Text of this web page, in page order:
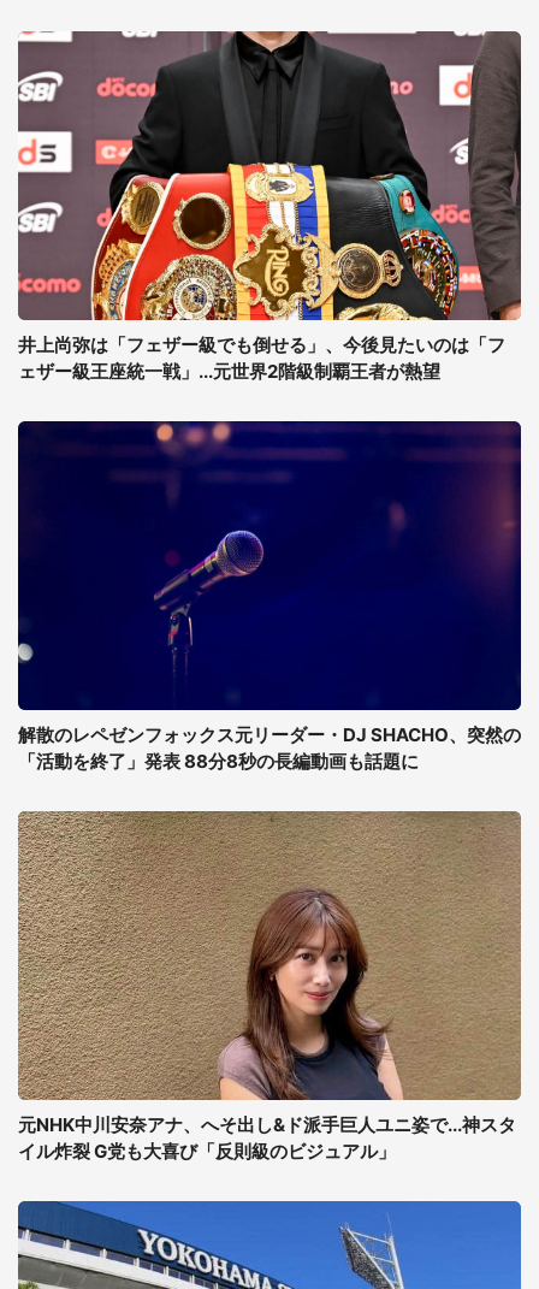
井上尚弥は「フェザー級でも倒せる」、今後見たいのは「フ
ェザー級王座統一戦」...元世界2階級制覇王者が熱望
解散のレペゼンフォックス元リーダー・DJ SHACHO、突然の
「活動を終了」発表 88分8秒の長編動画も話題に
元NHK中川安奈アナ、へそ出し&ド派手巨人ユニ姿で...神スタ
イル炸裂 G党も大喜び「反則級のビジュアル」